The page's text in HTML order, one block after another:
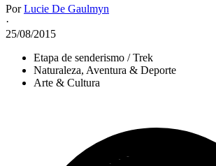
PorLucie De Gaulmyn
·
25/08/2015
Etapa de senderismo / Trek
Naturaleza, Aventura & Deporte
Arte & Cultura